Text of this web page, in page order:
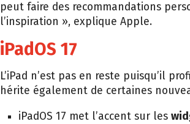
peut faire des recommandations
l’inspiration », explique Apple.
iPadOS 17
L’iPad n’est pas en reste puisqu’il
hérite également de certaines
iPadOS 17 met l’accent sur les